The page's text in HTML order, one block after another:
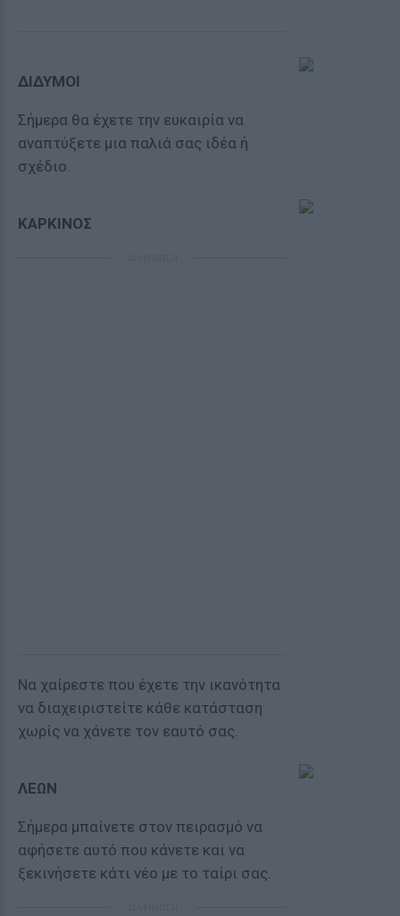
ΔΙΔΥΜΟΙ
Σήμερα θα έχετε την ευκαιρία να
αναπτύξετε μια παλιά σας ιδέα ή
σχέδιο.
ΚΑΡΚΙΝΟΣ
Να χαίρεστε που έχετε την ικανότητα
να διαχειριστείτε κάθε κατάσταση
χωρίς να χάνετε τον εαυτό σας.
ΛΕΩΝ
Σήμερα μπαίνετε στον πειρασμό να
αφήσετε αυτό που κάνετε και να
ξεκινήσετε κάτι νέο με το ταίρι σας.